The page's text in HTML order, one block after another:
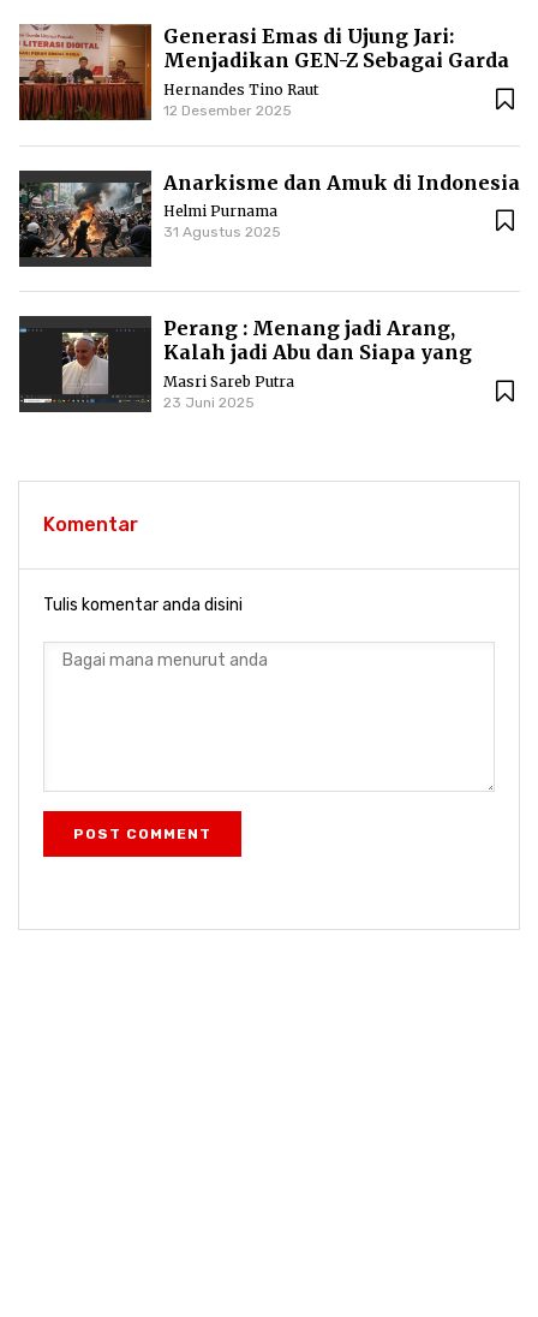
Generasi Emas di Ujung Jari:
Menjadikan GEN-Z Sebagai Garda
Literasi dalam polarisasi bonus
demografi
Hernandes Tino Raut
12 Desember 2025
Anarkisme dan Amuk di Indonesia
Helmi Purnama
31 Agustus 2025
Perang : Menang jadi Arang,
Kalah jadi Abu dan Siapa yang
Primitif?
Masri Sareb Putra
23 Juni 2025
Komentar
Tulis komentar anda disini
POST COMMENT